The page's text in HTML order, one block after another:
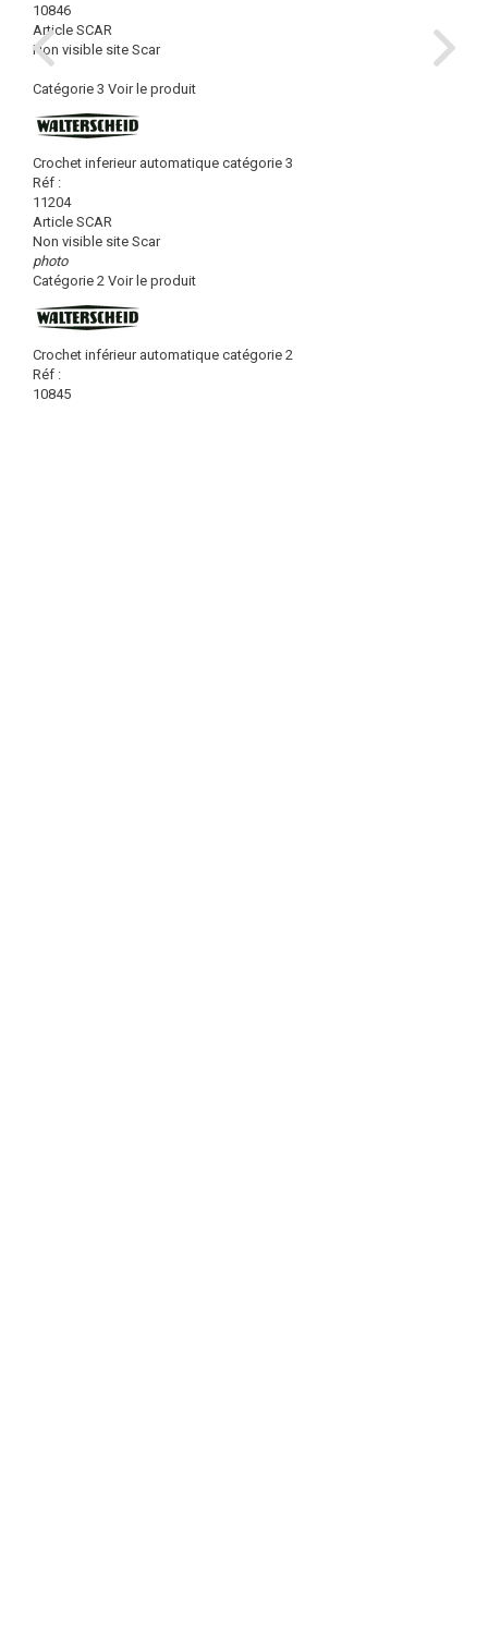
10846
Article SCAR
Non visible site Scar
Catégorie 3 Voir le produit
Crochet inferieur automatique catégorie 3
Réf :
11204
Article SCAR
Non visible site Scar
photo
Catégorie 2 Voir le produit
Crochet inférieur automatique catégorie 2
Réf :
10845